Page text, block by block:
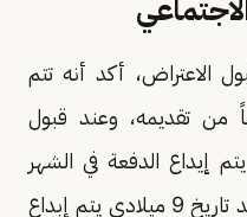
الاعتراض، أكد أنه تتم
الاعتراض خلال 60 يوماً من تقديمه، وعند قبول
تاريخ 9 ميلادي يتم إيداع الدفعة في الشهر
التالي، أما عند قبول الاعتراض بعد تاريخ 9 ميلادي يتم إبداع